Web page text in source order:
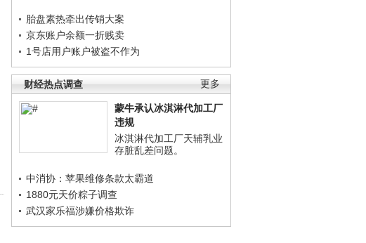
胎盘素热牵出传销大案
京东账户余额一折贱卖
1号店用户账户被盗不作为
更多
财经热点调查
蒙牛承认冰淇淋代加工厂
违规
冰淇淋代加工厂天辅乳业
存脏乱差问题。
中消协：苹果维修条款太霸道
1880元天价粽子调查
武汉家乐福涉嫌价格欺诈